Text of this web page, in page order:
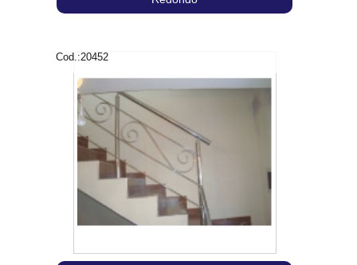
Cod.:20452